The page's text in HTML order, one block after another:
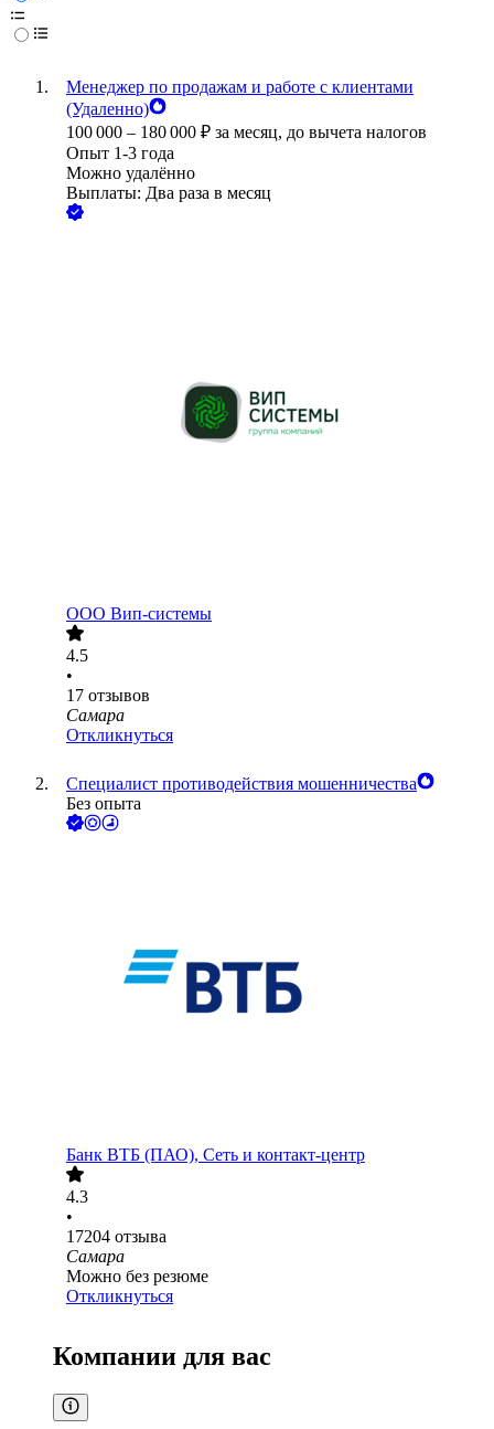
Менеджер по продажам и работе с клиентами
(Удаленно)
100 000 – 180 000 ₽ за месяц, до вычета налогов
Опыт 1-3 года
Можно удалённо
Выплаты: Два раза в месяц
ООО Вип-системы
4.5
•
17 отзывов
Самара
Откликнуться
Специалист противодействия мошенничества
Без опыта
Банк ВТБ (ПАО), Сеть и контакт-центр
4.3
•
17204 отзыва
Самара
Можно без резюме
Откликнуться
Компании для вас